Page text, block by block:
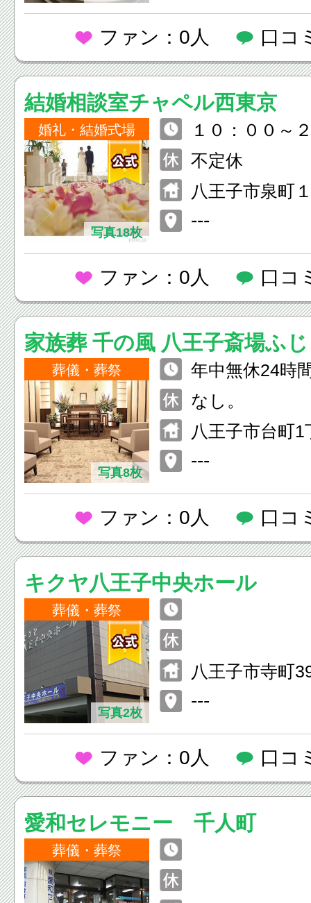
ファン：0人 口コ
結婚相談室チャペル西東京
婚礼・結婚式場
写真18枚
１０：００～
間外でもお客
連絡下さい。
不定休
八王子市泉町
---
ファン：0人 口コ
家族葬 千の風 八王子斎場ふ
葬儀・葬祭
写真8枚
年中無休24時
なし。
八王子市台町
---
ファン：0人 口コ
キクヤ八王子中央ホール
葬儀・葬祭
写真2枚
八王子市寺町
---
ファン：0人 口コ
愛和セレモニー 千人町
葬儀・葬祭